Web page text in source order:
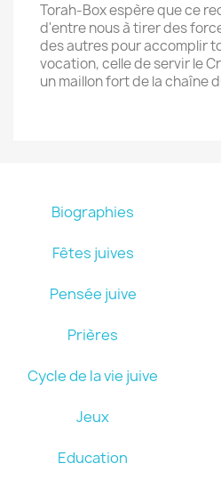
Torah-Box espère que ce
d'entre nous à tirer des
des autres pour accomplir
vocation, celle de servir le
un maillon fort de la chaîne
Biographies
Fêtes juives
Pensée juive
Prières
Cycle de la vie juive
Jeux
Education